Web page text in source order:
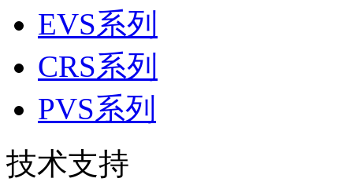
EVS系列
CRS系列
PVS系列
技术支持